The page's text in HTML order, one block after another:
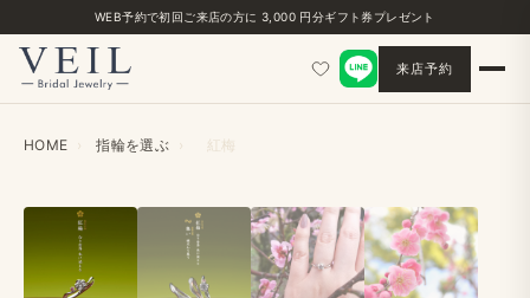
WEB予約で​初回ご来店の​方に​ 3,000 円分ギフト券プレゼント
来店予約
HOME › 指輪を​選ぶ › 紅梅